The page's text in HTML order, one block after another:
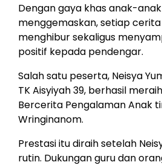
Dengan gaya khas anak-
menggemaskan, setiap
menghibur sekaligus
positif kepada pendengar.
Salah satu peserta, Neisya
TK Aisyiyah 39, berhasil
Bercerita Pengalaman Anak
Wringinanom.
Prestasi itu diraih setelah
rutin. Dukungan guru dan